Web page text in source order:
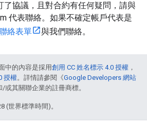
了協議，且對合約有任何疑問，請與
代表聯絡。如果不確定帳戶代表是
絡表單 與我們聯絡。
中的內容是採用創用 CC 姓名標示 4.0 授權 ，
授權。詳情請參閱《Google Developers 網站
或其關聯企業的註冊商標。
(世界標準時間)。